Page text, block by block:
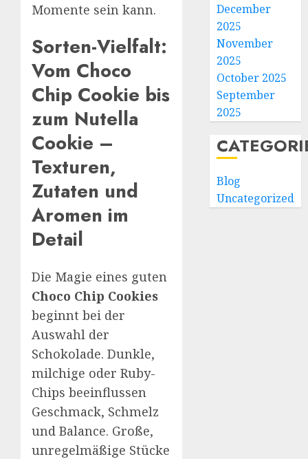
Momente sein kann.
Sorten-Vielfalt:
Vom Choco
Chip Cookie bis
zum Nutella
Cookie –
Texturen,
Zutaten und
Aromen im
Detail
Die Magie eines guten
Choco Chip Cookies
beginnt bei der
Auswahl der
Schokolade. Dunkle,
milchige oder Ruby-
Chips beeinflussen
Geschmack, Schmelz
und Balance. Große,
unregelmäßige Stücke
December
2025
November
2025
October 2025
September
2025
Blog
Uncategorized